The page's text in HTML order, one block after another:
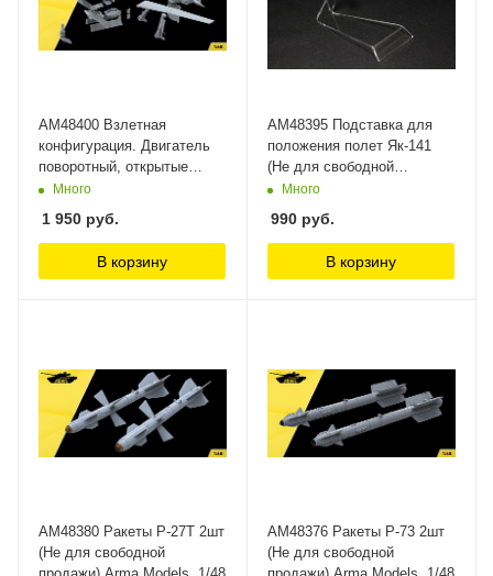
AM48400 Взлетная
конфигурация. Двигатель
поворотный, открытые
створки движка, стойки
решетки Як-141 (Не для
свободной продажи) Arma
Много
1 950 руб.
В корзину
AM48395 Подставка для
положения полет Як-141
(Не для свободной
продажи) Arma Models
Много
990 руб.
В корзину
AM48380 Ракеты Р-27Т 2шт
(Не для свободной
продажи) Arma Models, 1/48
AM48376 Ракеты Р-73 2шт
(Не для свободной
продажи) Arma Models, 1/48